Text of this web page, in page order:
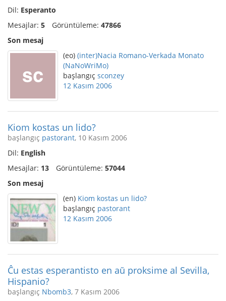
Dil: Esperanto
Mesajlar: 5 Görüntüleme: 47866
Son mesaj
(eo) (inter)Nacia Romano-Verkada Monato
(NaNoWriMo)
başlangıç sconzey
12 Kasım 2006
Kiom kostas un lido?
başlangıç pastorant, 10 Kasım 2006
Dil: English
Mesajlar: 13 Görüntüleme: 57044
Son mesaj
(en) Kiom kostas un lido?
başlangıç pastorant
12 Kasım 2006
Ĉu estas esperantisto en aŭ proksime al Sevilla,
Hispanio?
başlangıç Nbomb3, 7 Kasım 2006